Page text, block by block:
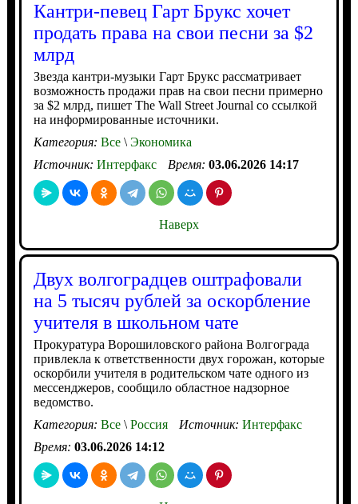
Кантри-певец Гарт Брукс хочет
продать права на свои песни за $2
млрд
Звезда кантри-музыки Гарт Брукс рассматривает
возможность продажи прав на свои песни примерно
за $2 млрд, пишет The Wall Street Journal со ссылкой
на информированные источники.
Категория: Все\Экономика
Источник: Интерфакс Время: 03.06.2026 14:17
Наверх
Двух волгоградцев оштрафовали
на 5 тысяч рублей за оскорбление
учителя в школьном чате
Прокуратура Ворошиловского района Волгограда
привлекла к ответственности двух горожан, которые
оскорбили учителя в родительском чате одного из
мессенджеров, сообщило областное надзорное
ведомство.
Категория: Все\Россия Источник: Интерфакс
Время: 03.06.2026 14:12